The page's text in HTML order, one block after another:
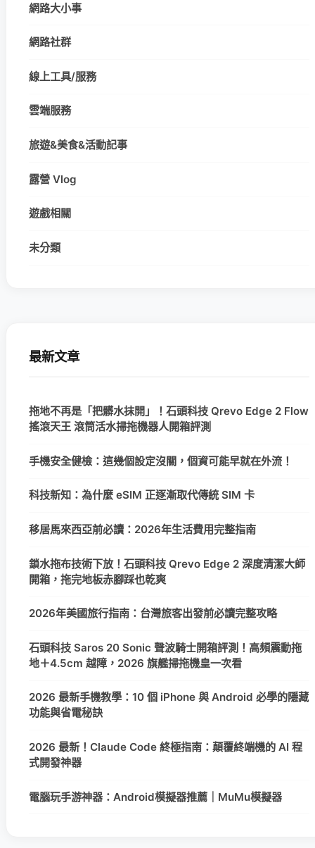
網路大小事
網路社群
線上工具/服務
雲端服務
旅遊&美食&活動記事
露營 Vlog
遊戲相關
未分類
最新文章
拖地不再是「把髒水抹開」！石頭科技 Qrevo Edge 2 Flow
搖滾天王 滾筒活水掃拖機器人開箱評測
手機安全健檢：這幾個設定沒關，個資可能早就在外流！
科技新知：為什麼 eSIM 正逐漸取代傳統 SIM 卡
移居馬來西亞前必讀：2026年生活費用完整指南
鎖水拖布技術下放！石頭科技 Qrevo Edge 2 深度清潔大師
開箱，拖完地板赤腳踩也乾爽
2026年美國旅行指南：台灣旅客出發前必讀完整攻略
石頭科技 Saros 20 Sonic 聲波騎士開箱評測！高頻震動拖
地＋4.5cm 越障，2026 旗艦掃拖機皇一次看
2026 最新手機教學：10 個 iPhone 與 Android 必學的隱藏
功能與省電秘訣
2026 最新！Claude Code 終極指南：顛覆終端機的 AI 程
式開發神器
電腦玩手游神器：Android模擬器推薦｜MuMu模擬器